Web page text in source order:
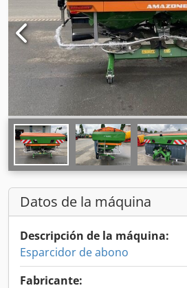
Datos de la máquina
Descripción de la máquina:
Esparcidor de abono
Fabricante: